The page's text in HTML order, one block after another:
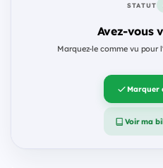
STATUT
Avez-vous
Marquez-le comme vu pour
Marquer
Voir ma